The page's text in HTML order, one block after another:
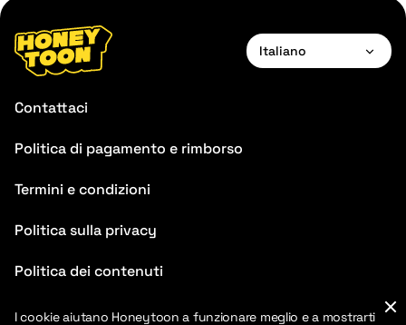
Italiano
Contattaci
Politica di pagamento e rimborso
Termini e condizioni
Politica sulla privacy
Politica dei contenuti
FAQ
I cookie aiutano Honeytoon a funzionare meglio e a mostrarti